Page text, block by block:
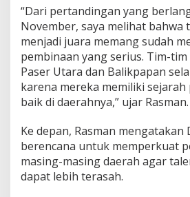
e
m
e
n
a
n
g
P
e
s
i
a
p
“Dari pertandingan yang
November, saya melihat bahwa
menjadi juara memang sudah
pembinaan yang serius. Tim-
Paser Utara dan Balikpapan
karena mereka memiliki
baik di daerahnya,” ujar Rasman.
Ke depan, Rasman mengatakan
berencana untuk memperkuat
masing-masing daerah agar
dapat lebih terasah.